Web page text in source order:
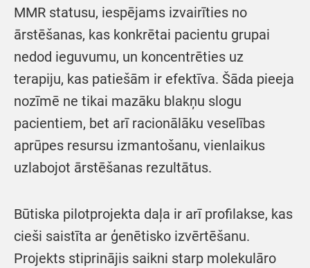
MMR statusu, iespējams izvairīties no
ārstēšanas, kas konkrētai pacientu grupai
nedod ieguvumu, un koncentrēties uz
terapiju, kas patiešām ir efektīva. Šāda pieeja
nozīmē ne tikai mazāku blakņu slogu
pacientiem, bet arī racionālāku veselības
aprūpes resursu izmantošanu, vienlaikus
uzlabojot ārstēšanas rezultātus.
Būtiska pilotprojekta daļa ir arī profilakse, kas
cieši saistīta ar ģenētisko izvērtēšanu.
Projekts stiprinājis saikni starp molekulāro